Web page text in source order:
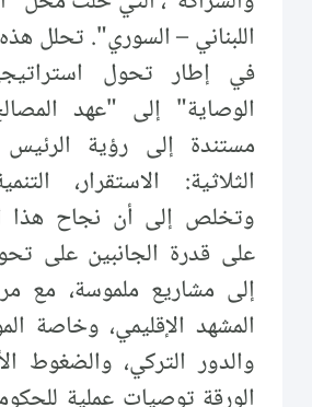
اللبناني – السوري". تحلل هذه
في إطار تحول
الوصاية" إلى "عهد
مستندة إلى رؤية
الثلاثية: الاستقرار،
وتخلص إلى أن نجاح هذا
على قدرة الجانبين على
إلى مشاريع ملموسة، مع
المشهد الإقليمي، وخاصة
والدور التركي، والضغوط